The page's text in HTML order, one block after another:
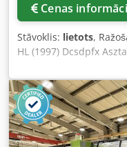
Cenas
Stāvoklis: lietots,
HL (1997) Dcsdpfx